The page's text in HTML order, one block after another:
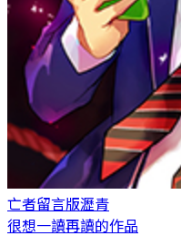
亡者留言版瀝青
很想一讀再讀的作品